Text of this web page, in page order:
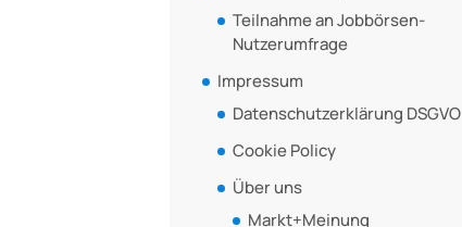
Teilnahme an Jobbörsen-
Nutzerumfrage
Impressum
Datenschutzerklärung DSGVO
Cookie Policy
Über uns
Markt+Meinung